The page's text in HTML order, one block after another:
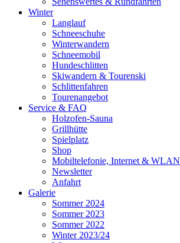
Winter
Langlauf
Schneeschuhe
Winterwandern
Schneemobil
Hundeschlitten
Skiwandern & Tourenski
Schlittenfahren
Tourenangebot
Service & FAQ
Holzofen-Sauna
Grillhütte
Spielplatz
Shop
Mobiltelefonie, Internet & WLAN
Newsletter
Anfahrt
Galerie
Sommer 2024
Sommer 2023
Sommer 2022
Winter 2023/24